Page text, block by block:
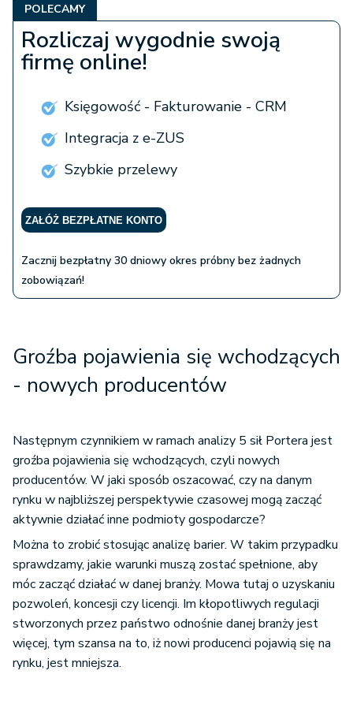
POLECAMY
Rozliczaj wygodnie swoją
firmę online!
Księgowość - Fakturowanie - CRM
Integracja z e-ZUS
Szybkie przelewy
ZAŁÓŻ BEZPŁATNE KONTO
Zacznij bezpłatny 30 dniowy okres próbny bez żadnych
zobowiązań!
Groźba pojawienia się wchodzących
- nowych producentów
Następnym czynnikiem w ramach analizy 5 sił Portera jest
groźba pojawienia się wchodzących, czyli nowych
producentów. W jaki sposób oszacować, czy na danym
rynku w najbliższej perspektywie czasowej mogą zacząć
aktywnie działać inne podmioty gospodarcze?
Można to zrobić stosując analizę barier. W takim przypadku
sprawdzamy, jakie warunki muszą zostać spełnione, aby
móc zacząć działać w danej branży. Mowa tutaj o uzyskaniu
pozwoleń, koncesji czy licencji. Im kłopotliwych regulacji
stworzonych przez państwo odnośnie danej branży jest
więcej, tym szansa na to, iż nowi producenci pojawią się na
rynku, jest mniejsza.